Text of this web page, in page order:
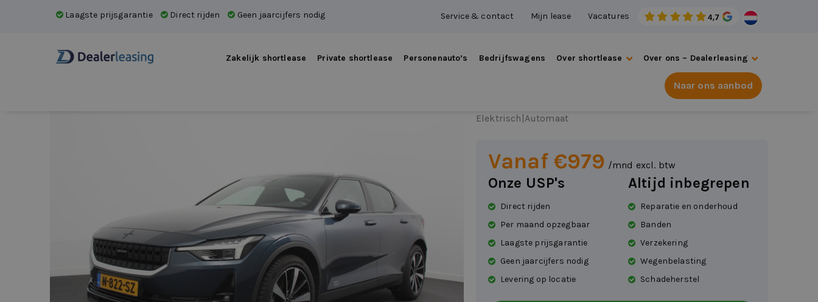
Laagste prijsgarantie Direct rijden Geen jaarcijfers nodig Service & contact Mijn lease Vacatures
Zakelijk shortlease Private shortlease Personenauto’s Bedrijfswagens Over shortlease Over ons – Dealerleasing
Naar ons aanbod
Elektrisch |Automaat
Vanaf €979 /mnd excl. btw
Onze USP's
Direct rijden
Per maand opzegbaar
Laagste prijsgarantie
Geen jaarcijfers nodig
Levering op locatie
Altijd inbegrepen
Reparatie en onderhoud
Banden
Verzekering
Wegenbelasting
Schadeherstel